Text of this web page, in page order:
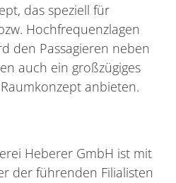
das speziell für
Hochfrequenzlagen
den Passagieren neben
auch ein großzügiges
anbieten.
Heberer GmbH ist mit
der führenden Filialisten